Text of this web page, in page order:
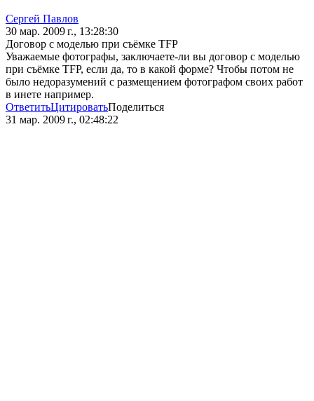
Сергей Павлов
30 мар. 2009 г., 13:28:30
Договор с моделью при съёмке TFP
Уважаемые фотографы, заключаете-ли вы договор с моделью
при съёмке TFP, если да, то в какой форме? Чтобы потом не
было недоразумений с размещением фотографом своих работ
в инете например.
ОтветитьЦитироватьПоделиться
31 мар. 2009 г., 02:48:22